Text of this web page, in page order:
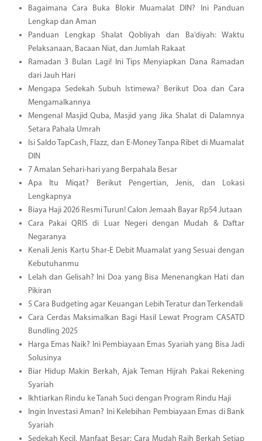
Bagaimana Cara Buka Blokir Muamalat DIN? Ini Panduan
Lengkap dan Aman
Panduan Lengkap Shalat Qobliyah dan Ba’diyah: Waktu
Pelaksanaan, Bacaan Niat, dan Jumlah Rakaat
Ramadan 3 Bulan Lagi! Ini Tips Menyiapkan Dana Ramadan
dari Jauh Hari
Mengapa Sedekah Subuh Istimewa? Berikut Doa dan Cara
Mengamalkannya
Mengenal Masjid Quba, Masjid yang Jika Shalat di Dalamnya
Setara Pahala Umrah
Isi Saldo TapCash, Flazz, dan E-Money Tanpa Ribet di Muamalat
DIN
7 Amalan Sehari-hari yang Berpahala Besar
Apa Itu Miqat? Berikut Pengertian, Jenis, dan Lokasi
Lengkapnya
Biaya Haji 2026 Resmi Turun! Calon Jemaah Bayar Rp54 Jutaan
Cara Pakai QRIS di Luar Negeri dengan Mudah & Daftar
Negaranya
Kenali Jenis Kartu Shar-E Debit Muamalat yang Sesuai dengan
Kebutuhanmu
Lelah dan Gelisah? Ini Doa yang Bisa Menenangkan Hati dan
Pikiran
5 Cara Budgeting agar Keuangan Lebih Teratur dan Terkendali
Cara Cerdas Maksimalkan Bagi Hasil Lewat Program CASATD
Bundling 2025
Harga Emas Naik? Ini Pembiayaan Emas Syariah yang Bisa Jadi
Solusinya
Biar Hidup Makin Berkah, Ajak Teman Hijrah Pakai Rekening
Syariah
Ikhtiarkan Rindu ke Tanah Suci dengan Program Rindu Haji
Ingin Investasi Aman? Ini Kelebihan Pembiayaan Emas di Bank
Syariah
Sedekah Kecil, Manfaat Besar: Cara Mudah Raih Berkah Setiap